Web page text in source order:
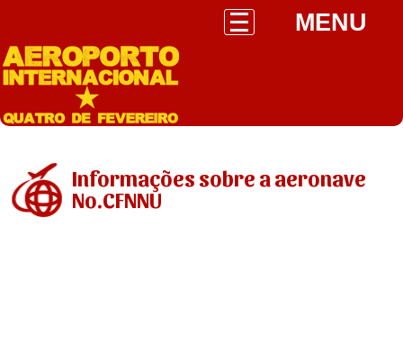
MENU
Informações sobre a aeronave
No.CFNNU